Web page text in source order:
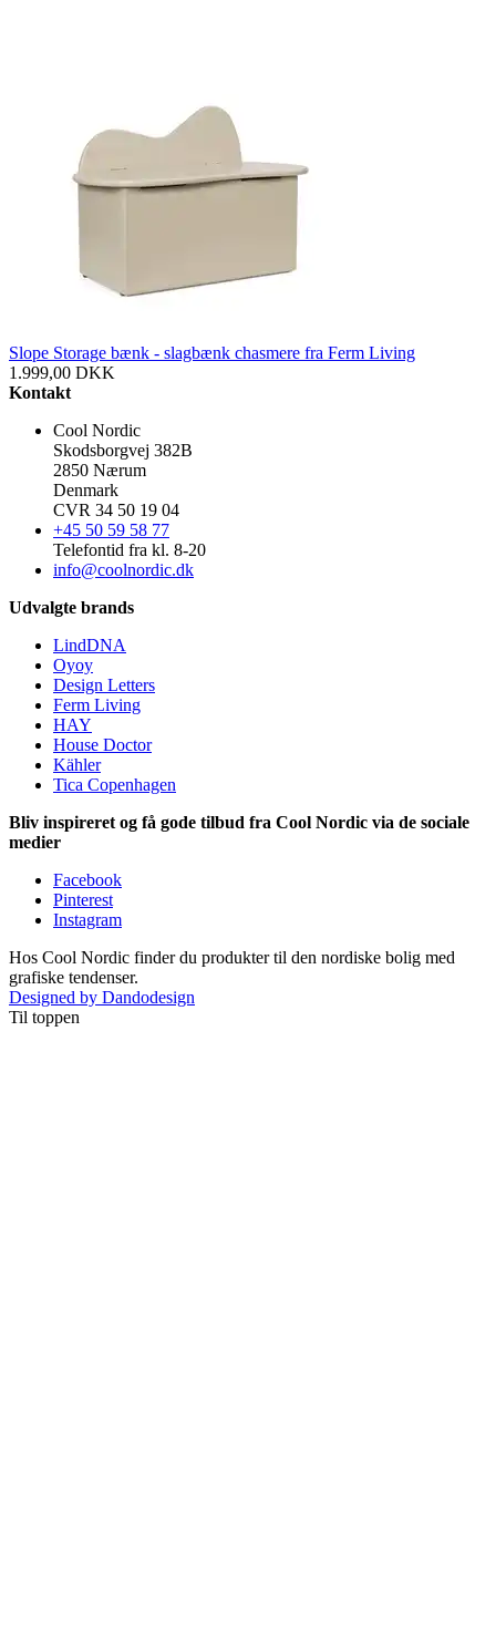
Slope Storage bænk - slagbænk chasmere fra Ferm Living
1.999,00 DKK
Kontakt
Cool Nordic
Skodsborgvej 382B
2850 Nærum
Denmark
CVR 34 50 19 04
+45 50 59 58 77
Telefontid fra kl. 8-20
info@coolnordic.dk
Udvalgte brands
LindDNA
Oyoy
Design Letters
Ferm Living
HAY
House Doctor
Kähler
Tica Copenhagen
Bliv inspireret og få gode tilbud fra Cool Nordic via de sociale
medier
Facebook
Pinterest
Instagram
Hos Cool Nordic finder du produkter til den nordiske bolig med
grafiske tendenser.
Designed by Dandodesign
Til toppen